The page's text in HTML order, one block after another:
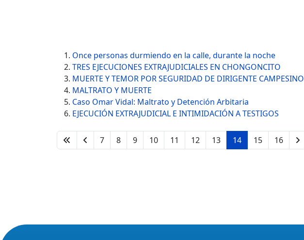
Once personas durmiendo en la calle, durante la noche
TRES EJECUCIONES EXTRAJUDICIALES EN CHONGONCITO
MUERTE Y TEMOR POR SEGURIDAD DE DIRIGENTE CAMPESINO
MALTRATO Y MUERTE
Caso Omar Vidal: Maltrato y Detención Arbitaria
EJECUCIÓN EXTRAJUDICIAL E INTIMIDACIÓN A TESTIGOS
7 8 9 10 11 12 13 14 15 16